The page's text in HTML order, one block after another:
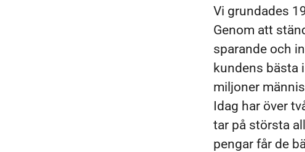
Vi grundades
Genom att
sparande och
kundens bästa
miljoner
Idag har över
tar på största
pengar får de